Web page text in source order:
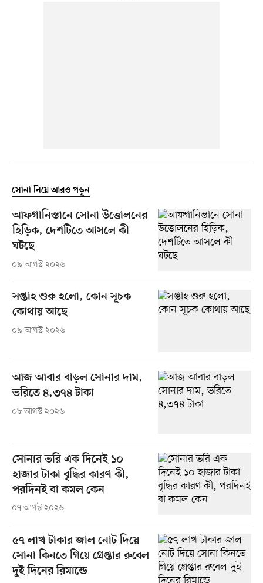
সোনা নিয়ে আরও পড়ুন
আফগানিস্তানে সোনা উত্তোলনের
হিড়িক, দেশটিতে আসলে কী
ঘটছে
০৯ আগস্ট ২০২৬
সপ্তাহ শুরু হলো, কোন সূচক
কোথায় আছে
০৯ আগস্ট ২০২৬
আজ আবার বাড়ল সোনার দাম,
ভরিতে ৪,৩৭৪ টাকা
০৮ আগস্ট ২০২৬
সোনার ভরি এক দিনেই ১০
হাজার টাকা বৃদ্ধির কারণ কী,
পরদিনই বা কমল কেন
০৭ আগস্ট ২০২৬
৫৭ লাখ টাকার জাল নোট দিয়ে
সোনা কিনতে গিয়ে গ্রেপ্তার রুবেল
দুই দিনের রিমান্ডে